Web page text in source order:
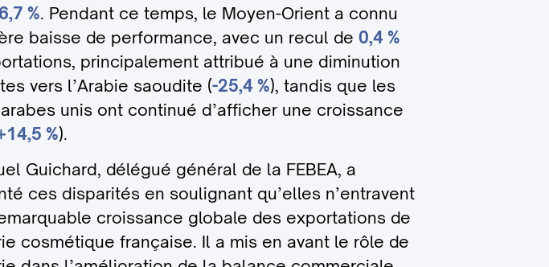
6,7 %. Pendant ce temps, le Moyen-Orient a connu
baisse de performance, avec un recul de 0,4 %
principalement attribué à une diminution
vers l’Arabie saoudite (-25,4 %), tandis que les
unis ont continué d’afficher une croissance
%).
Guichard, délégué général de la FEBEA, a
ces disparités en soulignant qu’elles n’entravent
croissance globale des exportations de
cosmétique française. Il a mis en avant le rôle de